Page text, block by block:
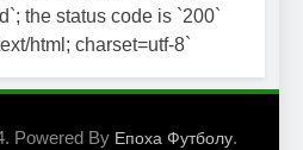
the status code is `200`
html; charset=utf-8`
Powered By Епоха Футболу.